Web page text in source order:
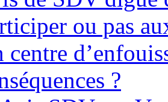
ou pas
centre
?